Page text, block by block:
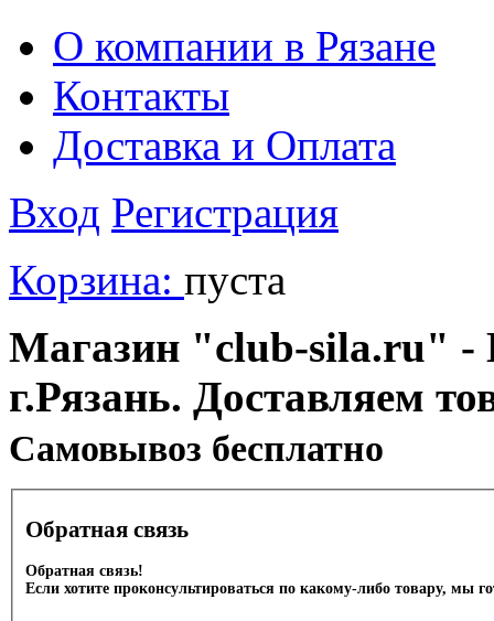
О компании в Рязане
Контакты
Доставка и Оплата
Вход Регистрация
Корзина: пуста
Магазин "club-sila.ru" -
г.Рязань. Доставляем
Cамовывоз бесплатно
Обратная связь
Обратная связь!
Если хотите проконсультироваться по какому-либо товару, мы